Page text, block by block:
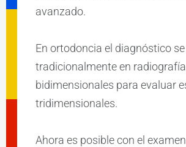
avanzado.
En ortodoncia el diagnóstico
tradicionalmente en
bidimensionales para evaluar
tridimensionales.
Ahora es posible con el